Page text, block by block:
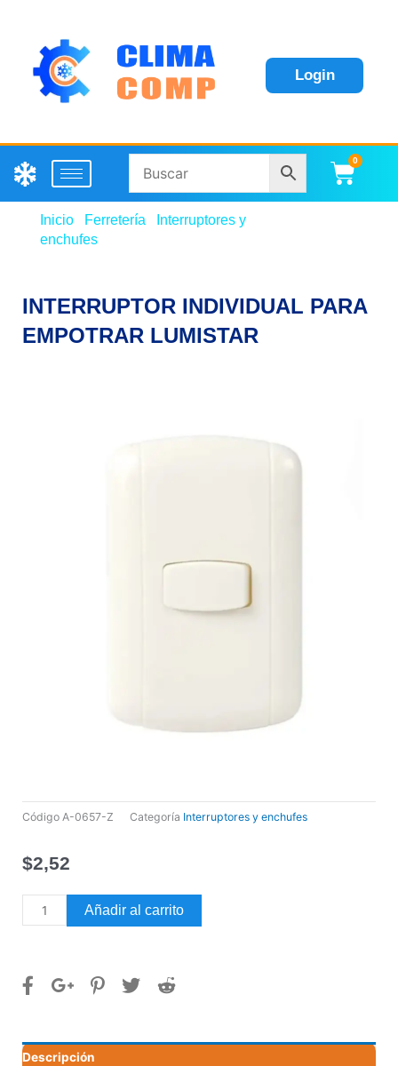
Login
0
Inicio Ferretería
Interruptores y
enchufes
INTERRUPTOR INDIVIDUAL PARA
EMPOTRAR LUMISTAR
Código A-0657-Z Categoría Interruptores y enchufes
$2,52
INTERRUPTOR
INDIVIDUAL
LUMISTAR
Añadir al carrito
Descripción